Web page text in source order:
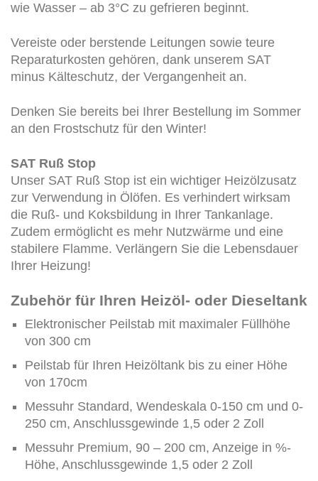
wie Wasser – ab 3°C zu gefrieren beginnt.
Vereiste oder berstende Leitungen sowie teure
Reparaturkosten gehören, dank unserem SAT
minus Kälteschutz, der Vergangenheit an.
Denken Sie bereits bei Ihrer Bestellung im Sommer
an den Frostschutz für den Winter!
SAT Ruß Stop
Unser SAT Ruß Stop ist ein wichtiger Heizölzusatz
zur Verwendung in Ölöfen. Es verhindert wirksam
die Ruß- und Koksbildung in Ihrer Tankanlage.
Zudem ermöglicht es mehr Nutzwärme und eine
stabilere Flamme. Verlängern Sie die Lebensdauer
Ihrer Heizung!
Zubehör für Ihren Heizöl- oder Dieseltank
Elektronischer Peilstab mit maximaler Füllhöhe
von 300 cm
Peilstab für Ihren Heizöltank bis zu einer Höhe
von 170cm
Messuhr Standard, Wendeskala 0-150 cm und 0-
250 cm, Anschlussgewinde 1,5 oder 2 Zoll
Messuhr Premium, 90 – 200 cm, Anzeige in %-
Höhe, Anschlussgewinde 1,5 oder 2 Zoll